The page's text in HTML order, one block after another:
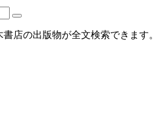
店の出版物が全文検索できます。